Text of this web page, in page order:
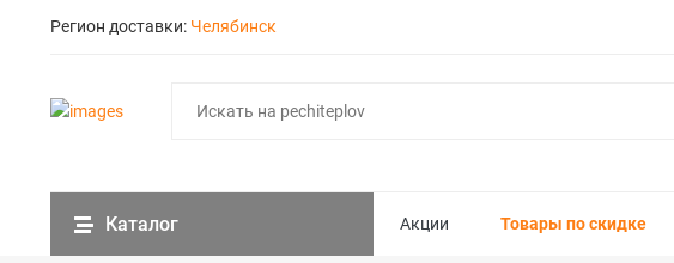
Регион доставки: Челябинск
Каталог Акции Товары по скидке